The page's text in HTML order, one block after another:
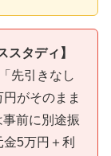
タディ】
先引きなし
がそのまま
前に別途振
5万円＋利